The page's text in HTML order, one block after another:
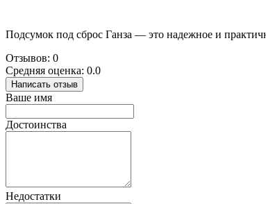
Подсумок под сброс Ганза — это надежное и
Отзывов: 0
Средняя оценка: 0.0
Написать отзыв
Ваше имя
Достоинства
Недостатки